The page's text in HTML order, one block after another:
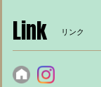
Link リンク